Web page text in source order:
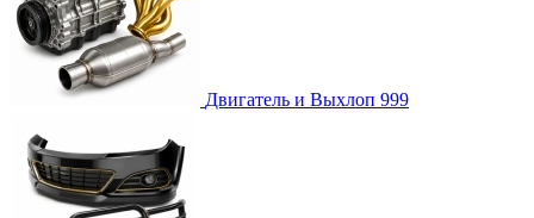
Двигатель и Выхлоп 999